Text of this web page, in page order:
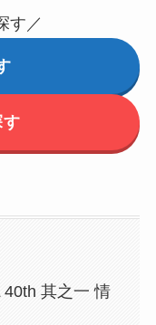
す／
其之一 情